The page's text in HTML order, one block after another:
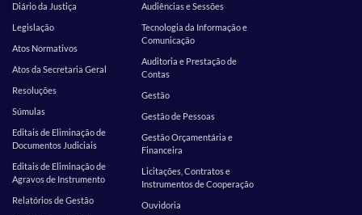
Diário da Justiça
Legislação
Atos Normativos
Atos da Secretaria Geral
Resoluções
Súmulas
Editais de Eliminação de
Documentos Judiciais
Editais de Eliminação de
Agravos de Instrumento
Relatórios de Gestão
Audiências e Sessões
Tecnologia da Informação e
Comunicação
Auditoria e Prestação de
Contas
Gestão
Gestão de Pessoas
Gestão Orçamentária e
Financeira
Licitações, Contratos e
Instrumentos de Cooperação
Ouvidoria